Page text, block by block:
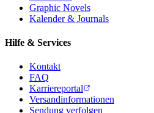
Graphic Novels
Kalender & Journals
Hilfe & Services
Kontakt
FAQ
Karriereportal
Versandinformationen
Sendung verfolgen